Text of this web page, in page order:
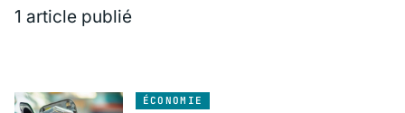
1 article publié
ÉCONOMIE